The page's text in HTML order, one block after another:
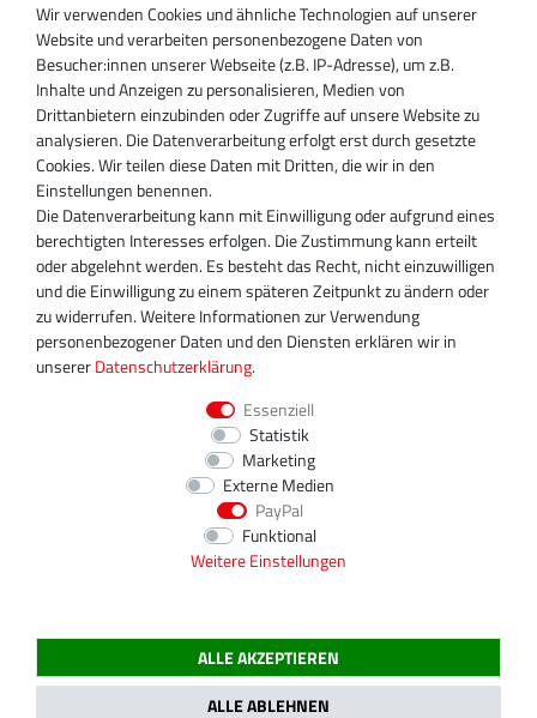
SUPPORT
Inhaber:
Magnos Turbosystems GmbH
Miraustraße 27-29
D-13509 Berlin
+49 30 340 606 740
+49 30 340 606 740
+49 30 340 606 745
info@turboservice24.de
Aktuelle Öffnungszeiten
Mo-Fr: 08:00 Uhr - 18:00 Uhr
Sa: geschlossen
2020 Magnos Turbosystems GmbH | Alle Preise inklusive gesetzlicher MwSt.
Wir verwenden Cookies und ähnliche Technologien auf unserer
Website und verarbeiten personenbezogene Daten von
Besucher:innen unserer Webseite (z.B. IP-Adresse), um z.B.
Inhalte und Anzeigen zu personalisieren, Medien von
Drittanbietern einzubinden oder Zugriffe auf unsere Website zu
analysieren. Die Datenverarbeitung erfolgt erst durch gesetzte
Cookies. Wir teilen diese Daten mit Dritten, die wir in den
Einstellungen benennen.
Die Datenverarbeitung kann mit Einwilligung oder aufgrund eines
berechtigten Interesses erfolgen. Die Zustimmung kann erteilt
oder abgelehnt werden. Es besteht das Recht, nicht einzuwilligen
und die Einwilligung zu einem späteren Zeitpunkt zu ändern oder
zu widerrufen. Weitere Informationen zur Verwendung
personenbezogener Daten und den Diensten erklären wir in
unsererDaten­schutz­erklärung.
Essenziell
Statistik
Marketing
Externe Medien
PayPal
Funktional
Weitere Einstellungen
ALLE AKZEPTIEREN
ALLE ABLEHNEN